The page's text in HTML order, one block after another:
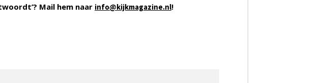
Mail hem naar info@kijkmagazine.nl!